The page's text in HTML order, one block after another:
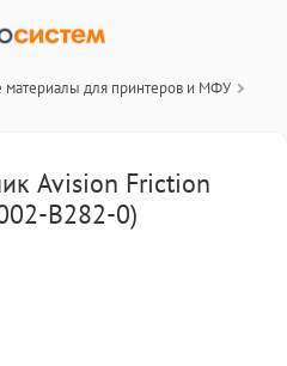
материалы для принтеров и МФУ
Avision Friction
B282-0)